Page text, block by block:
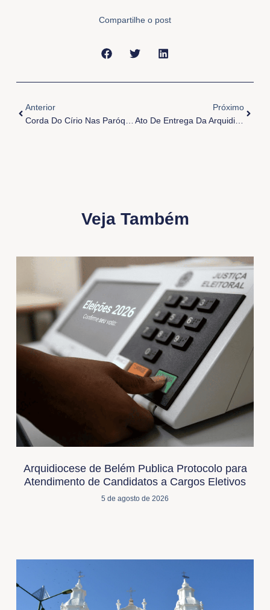
Compartilhe o post
Anterior
Próximo
Ato De Entrega Da Arquidiocese De Belém A Nossa Senhora
Veja Também
Arquidiocese de Belém Publica Protocolo para
Atendimento de Candidatos a Cargos Eletivos
5 de agosto de 2026